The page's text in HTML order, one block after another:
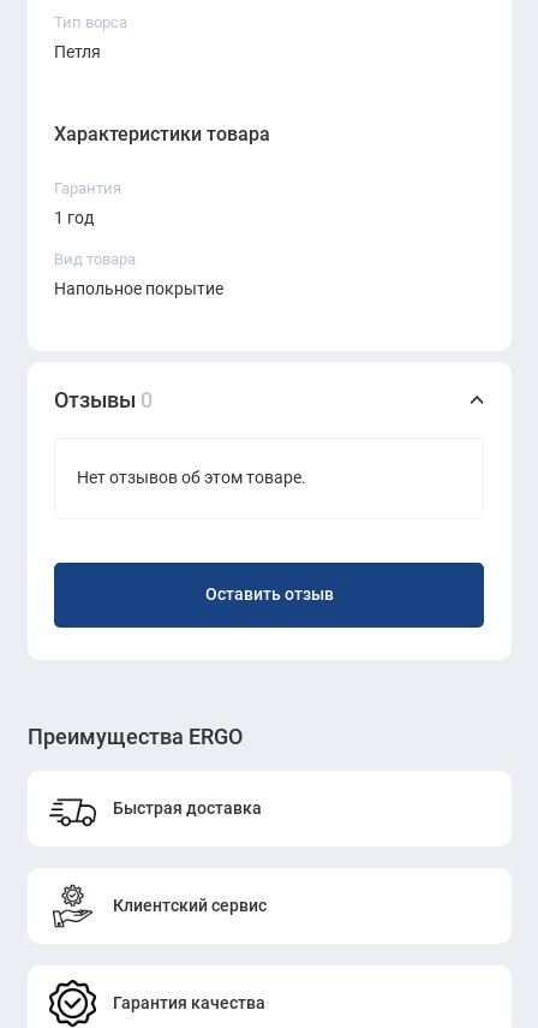
Тип ворса
Петля
Характеристики товара
Гарантия
1 год
Вид товара
Напольное покрытие
Отзывы 0
Нет отзывов об этом товаре.
Оставить отзыв
Преимущества ERGO
Быстрая доставка
Клиентский сервис
Гарантия качества